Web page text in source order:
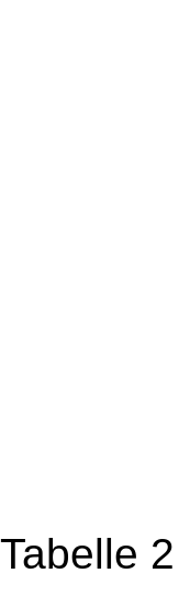
Tabelle 2